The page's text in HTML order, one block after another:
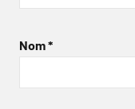
Nom*